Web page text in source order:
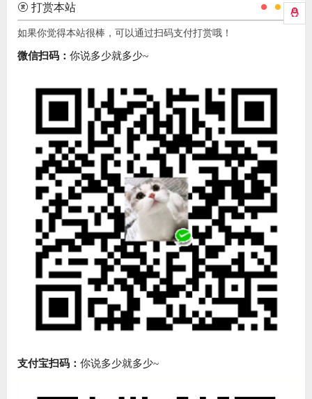
打赏本站
如果你觉得本站很棒，可以通过扫码支付打赏哦！
微信扫码： 你说多少就多少~
支付宝扫码： 你说多少就多少~